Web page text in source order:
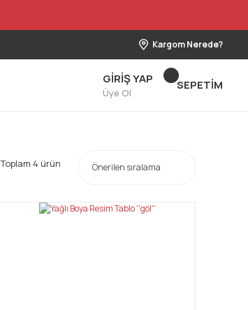
Kargom Nerede?
GİRİŞ YAP
Üye Ol
SEPETİM
Toplam 4 ürün